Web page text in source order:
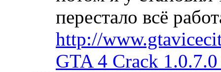
перестало всё
http://
GTA 4 Crack